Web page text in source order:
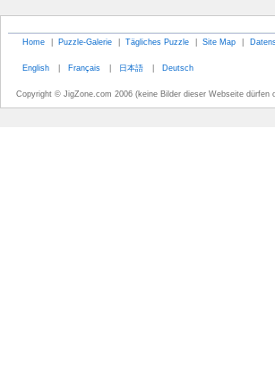
Home | Puzzle-Galerie | Tägliches Puzzle | Site Map |
English | Français | 日本語 | Deutsch
Copyright © JigZone.com 2006 (keine Bilder dieser Webseite dürfen